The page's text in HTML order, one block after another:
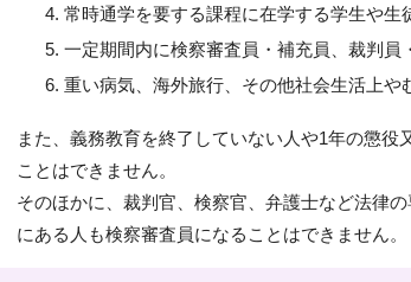
常時通学を要する課程に在学する学生や生
一定期間内に検察審査員・補充員、裁判員
重い病気、海外旅行、その他社会生活上や
また、義務教育を終了していない人や1年の懲
ことはできません。
そのほかに、裁判官、検察官、弁護士など法律
にある人も検察審査員になることはできません。